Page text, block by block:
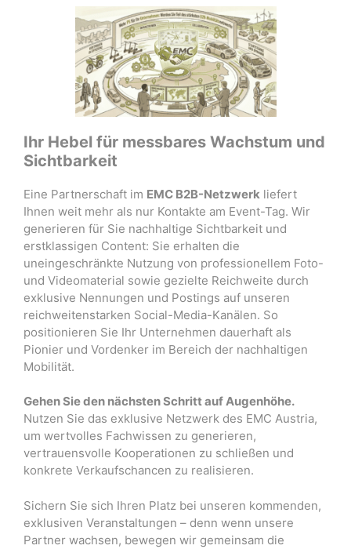
Ihr Hebel für messbares Wachstum und
Sichtbarkeit
Eine Partnerschaft im EMC B2B-Netzwerk liefert
Ihnen weit mehr als nur Kontakte am Event-Tag. Wir
generieren für Sie nachhaltige Sichtbarkeit und
erstklassigen Content: Sie erhalten die
uneingeschränkte Nutzung von professionellem Foto-
und Videomaterial sowie gezielte Reichweite durch
exklusive Nennungen und Postings auf unseren
reichweitenstarken Social-Media-Kanälen. So
positionieren Sie Ihr Unternehmen dauerhaft als
Pionier und Vordenker im Bereich der nachhaltigen
Mobilität.
Gehen Sie den nächsten Schritt auf Augenhöhe.
Nutzen Sie das exklusive Netzwerk des EMC Austria,
um wertvolles Fachwissen zu generieren,
vertrauensvolle Kooperationen zu schließen und
konkrete Verkaufschancen zu realisieren.
Sichern Sie sich Ihren Platz bei unseren kommenden,
exklusiven Veranstaltungen – denn wenn unsere
Partner wachsen, bewegen wir gemeinsam die